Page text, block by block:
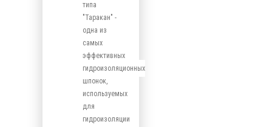
типа
"Таракан" -
одна из
самых
эффективных
гидроизоляционных
шпонок,
используемых
для
гидроизоляции